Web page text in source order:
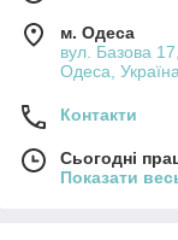
Нитки мають
форму та не
Що можна
м. Одеса
вул. Базова
Одеса,
Контакти
Сьогодні
Показати